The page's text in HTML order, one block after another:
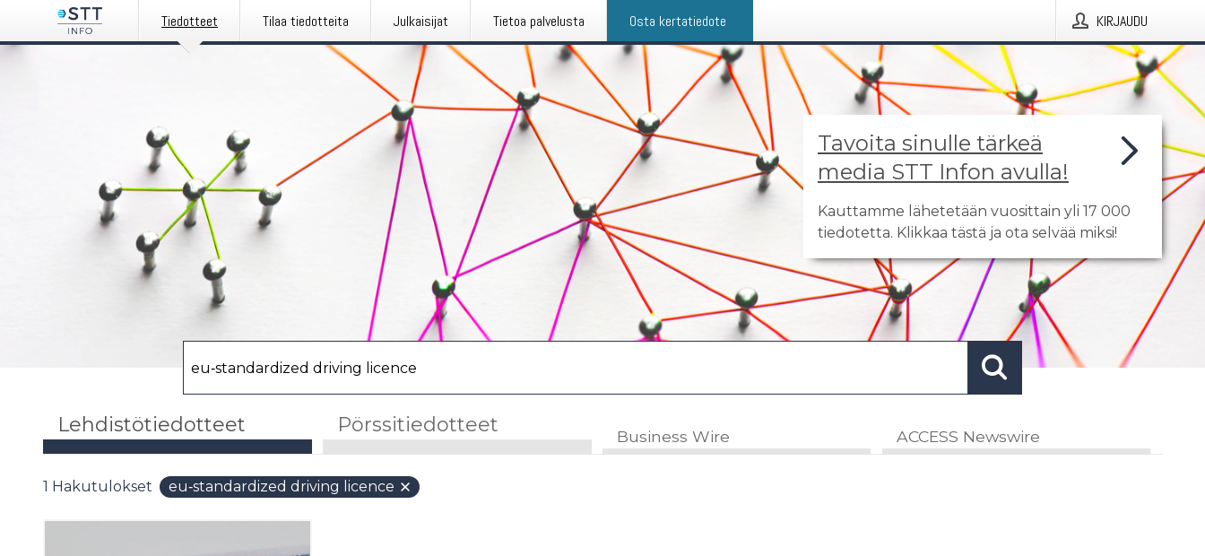
Tiedotteet Tilaa tiedotteita Julkaisijat Tietoa palvelusta Osta kertatiedote KIRJAUDU
Tavoita sinulle tärkeä
media STT Infon avulla!
Kauttamme lähetetään vuosittain yli 17 000
tiedotetta. Klikkaa tästä ja ota selvää miksi!
Lehdistötiedotteet Pörssitiedotteet Business Wire ACCESS Newswire
1 Hakutulokset eu‑standardized driving licence